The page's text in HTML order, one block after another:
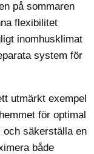
på sommaren
flexibilitet
inomhusklimat
system för
utmärkt exempel
för optimal
och säkerställa en
både